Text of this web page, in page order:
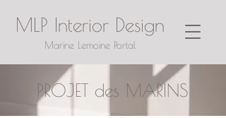
MLP Interior Design
Marine Lemoine Portal
PROJET des MARINS